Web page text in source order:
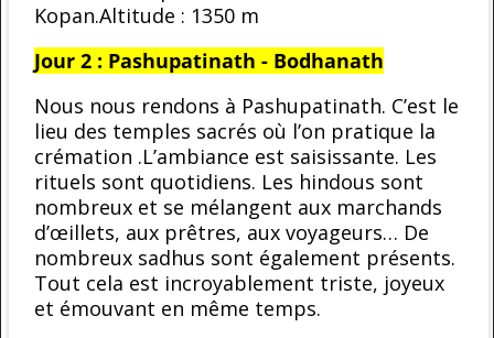
Kopan.Altitude : 1350 m
Jour 2 : Pashupatinath - Bodhanath
Nous nous rendons à Pashupatinath. C’est le
lieu des temples sacrés où l’on pratique la
crémation .L’ambiance est saisissante. Les
rituels sont quotidiens. Les hindous sont
nombreux et se mélangent aux marchands
d’œillets, aux prêtres, aux voyageurs… De
nombreux sadhus sont également présents.
Tout cela est incroyablement triste, joyeux
et émouvant en même temps.